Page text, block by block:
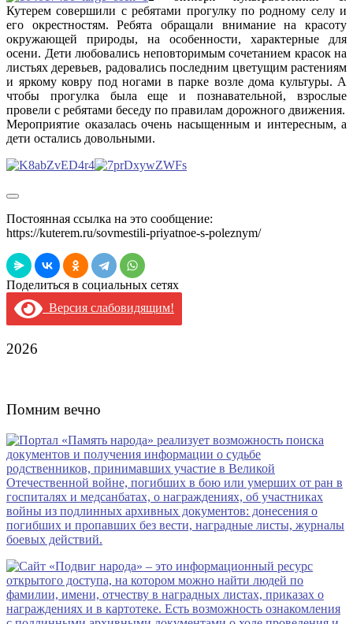
Кутерем совершили с ребятами прогулку по родному селу и
его окрестностям. Ребята обращали внимание на красоту
окружающей природы, на особенности, характерные для
осени. Дети любовались неповторимым сочетанием красок на
листьях деревьев, радовались последним цветущим растениям
и яркому ковру под ногами в парке возле дома культуры. А
чтобы прогулка была еще и познавательной, взрослые
провели с ребятами беседу по правилам дорожного движения.
Мероприятие оказалась очень насыщенным и интересным, а
дети остались довольными.
Постоянная ссылка на это сообщение:
https://kuterem.ru/sovmestili-priyatnoe-s-poleznym/
Поделиться в социальных сетях
Версия слабовидящим!
2026
Помним вечно